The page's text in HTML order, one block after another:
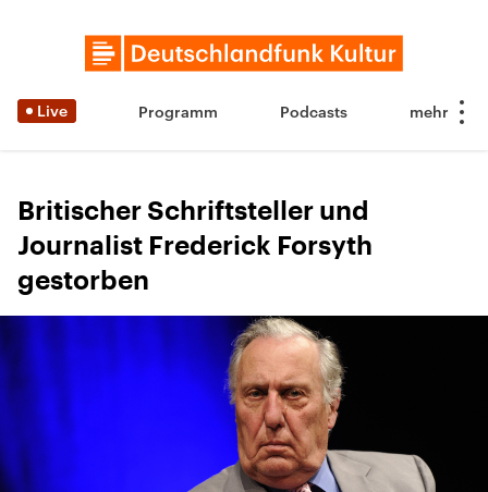
Live Programm Podcasts
Britischer Schriftsteller und
Journalist Frederick Forsyth
gestorben